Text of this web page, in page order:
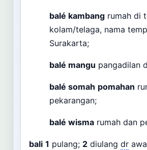
balé kambang rumah di
kolam/telaga, nama
Surakarta;
balé mangu pangadilan
balé somah pomahan
pekarangan;
balé wisma rumah dan
bali 1 pulang; 2 diulang dr